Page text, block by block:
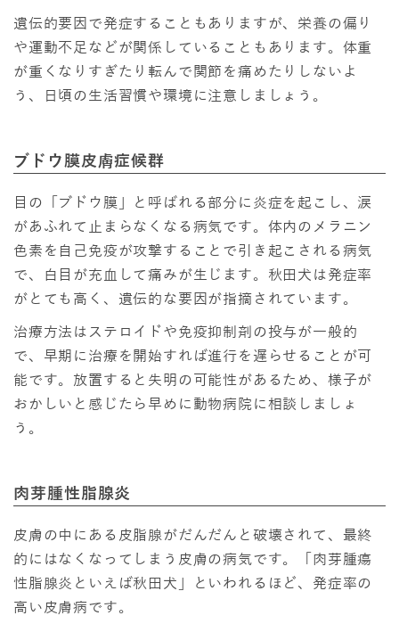
遺伝的要因で発症することもありますが、栄養の偏り
や運動不足などが関係していることもあります。体重
が重くなりすぎたり転んで関節を痛めたりしないよ
う、日頃の生活習慣や環境に注意しましょう。
ブドウ膜皮膚症候群
目の「ブドウ膜」と呼ばれる部分に炎症を起こし、涙
があふれて止まらなくなる病気です。体内のメラニン
色素を自己免疫が攻撃することで引き起こされる病気
で、白目が充血して痛みが生じます。秋田犬は発症率
がとても高く、遺伝的な要因が指摘されています。
治療方法はステロイドや免疫抑制剤の投与が一般的
で、早期に治療を開始すれば進行を遅らせることが可
能です。放置すると失明の可能性があるため、様子が
おかしいと感じたら早めに動物病院に相談しましょ
う。
肉芽腫性脂腺炎
皮膚の中にある皮脂腺がだんだんと破壊されて、最終
的にはなくなってしまう皮膚の病気です。「肉芽腫瘍
性脂腺炎といえば秋田犬」といわれるほど、発症率の
高い皮膚病です。